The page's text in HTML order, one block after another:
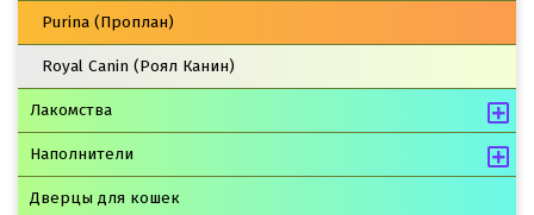
Purina (Проплан)
Royal Canin (Роял Канин)
Лакомства
Наполнители
Дверцы для кошек